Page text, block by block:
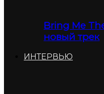
Bring Me
новый трек
ИНТЕРВЬЮ